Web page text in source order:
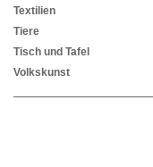
Textilien
Tiere
Tisch und Tafel
Volkskunst